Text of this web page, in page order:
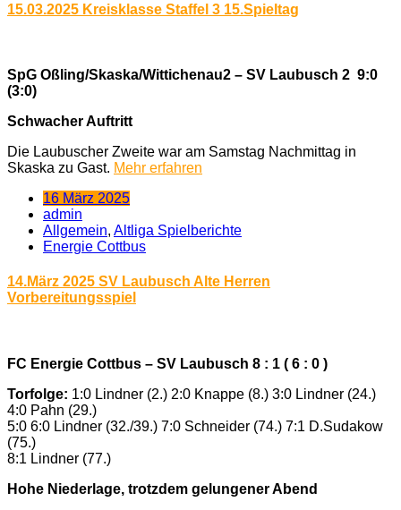
15.03.2025 Kreisklasse Staffel 3 15.Spieltag
SpG Oßling/Skaska/Wittichenau2 – SV Laubusch 2 9:0
(3:0)
Schwacher Auftritt
Die Laubuscher Zweite war am Samstag Nachmittag in
Skaska zu Gast. Mehr erfahren
16 März 2025
admin
Allgemein, Altliga Spielberichte
Energie Cottbus
14.März 2025 SV Laubusch Alte Herren
Vorbereitungsspiel
FC Energie Cottbus – SV Laubusch 8 : 1 ( 6 : 0 )
Torfolge: 1:0 Lindner (2.) 2:0 Knappe (8.) 3:0 Lindner (24.)
4:0 Pahn (29.)
5:0 6:0 Lindner (32./39.) 7:0 Schneider (74.) 7:1 D.Sudakow
(75.)
8:1 Lindner (77.)
Hohe Niederlage, trotzdem gelungener Abend